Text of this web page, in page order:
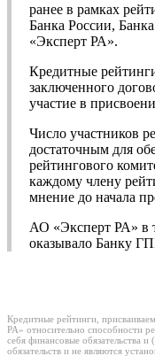
ранее в рамках
Банка России,
«Эксперт РА».
Кредитные
заключенного
участие в
Число участников
достаточным для
рейтингового
каждому члену
мнение до начала
АО «Эксперт РА» в
оказывало Банку
Кредитные рейтинги,
РА» относительно способности
себя финансовые обязательства
обязательств и не являются